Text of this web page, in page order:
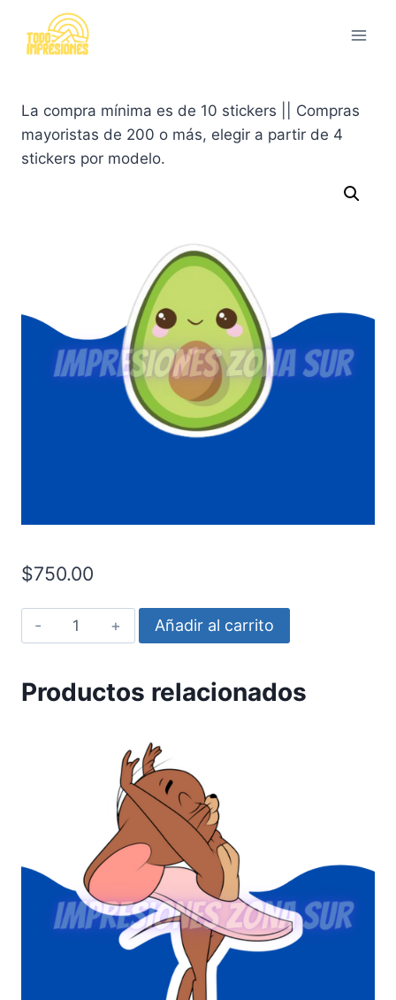
contenido
La compra mínima es de 10 stickers || Compras
mayoristas de 200 o más, elegir a partir de 4
stickers por modelo.
$750.00
Palta
carita
Añadir al carrito
Productos relacionados